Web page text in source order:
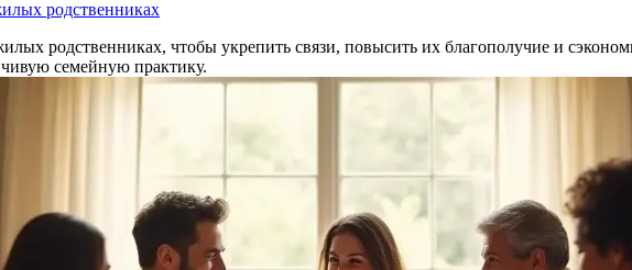
родственниках
родственниках, чтобы укрепить связи, повысить их благополучие и
семейную практику.